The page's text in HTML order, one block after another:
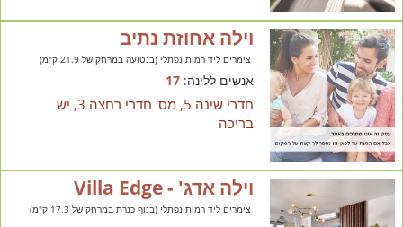
וילה אחוזת נתיב
צימרים ליד רמות נפתלי (בנטועה במרחק של 21.9 ק"מ)
אנשים ללינה:17
חדרי שינה 5, מס' חדרי רחצה 3, יש
בריכה
וילה אדג' - Villa Edge
צימרים ליד רמות נפתלי (בנוף כנרת במרחק של 17.3 ק"מ)